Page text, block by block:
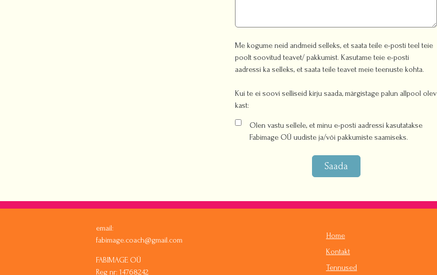
Me kogume neid andmeid selleks, et saata teile e-posti teel teie
poolt soovitud teavet/ pakkumist. Kasutame teie e-posti
aadressi ka selleks, et saata teile teavet meie teenuste kohta.
Kui te ei soovi selliseid kirju saada, märgistage palun allpool olev
kast:
Olen vastu sellele, et minu e-posti aadressi kasutatakse
Fabimage OÜ uudiste ja/või pakkumiste saamiseks.
Saada
email:
fabimage.coach@gmail.com
FABIMAGE OÜ
Reg nr: 14768242
Home
Kontakt
Tennused